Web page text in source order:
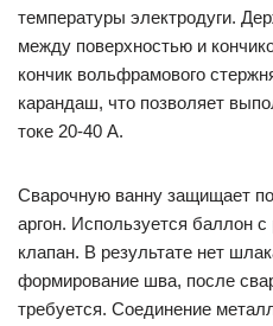
температуры электродуги.
между поверхностью и
кончик вольфрамового
карандаш, что позволяет
токе 20-40 А.
Сварочную ванну защищает
аргон. Используется баллон
клапан. В результате нет
формирование шва, после
требуется. Соединение